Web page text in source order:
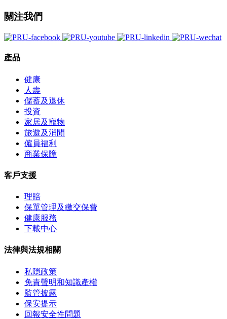
關注我們
產品
健康
人壽
儲蓄及退休
投資
家居及寵物
旅遊及消閒
僱員福利
商業保障
客戶支援
理賠
保單管理及繳交保費
健康服務
下載中心
法律與法規相關
私隱政策
免責聲明和知識產權
監管披露
保安提示
回報安全性問題